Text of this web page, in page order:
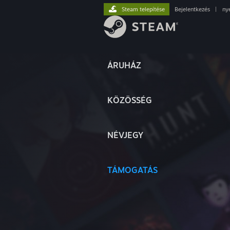
ÁRUHÁZ
KÖZÖSSÉG
NÉVJEGY
TÁMOGATÁS
Steam telepítése Bejelentkezés